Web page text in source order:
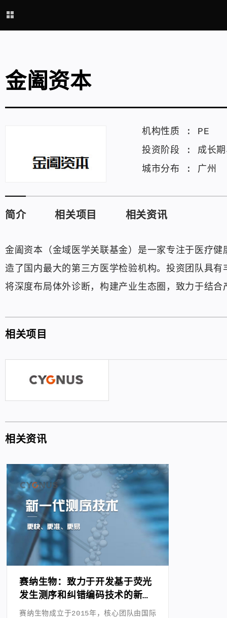
金阖资本
机构性质 : PE
投资阶段 : 成长期
城市分布 : 广州
简介 相关项目 相关资讯
金阖资本（金域医学关联基金）是一家专注于医疗
造了国内最大的第三方医学检验机构。投资团队具
将深度布局体外诊断，构建产业生态圈，致力于结
相关项目
相关资讯
赛纳生物：致力于开发基于荧光
发生测序和纠错编码技术的新型
基因测序仪
赛纳生物成立于2015年，核心团队由国际